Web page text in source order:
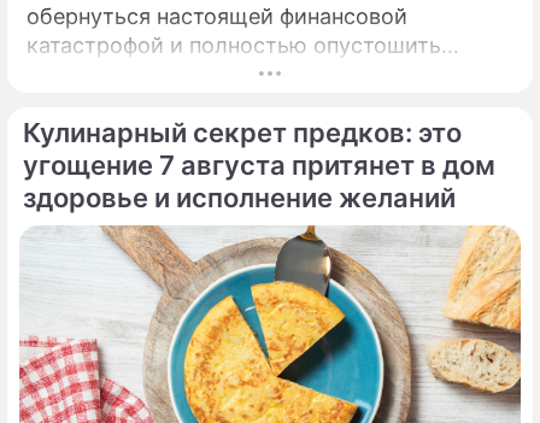
обернуться настоящей финансовой
катастрофой и полностью опустошить
кошелек. Известная шаманка и ясновидящая
экстренным предупреждением для всех, кто
привык легкомысленно относиться к своим
сбережениям.
Кулинарный секрет предков: это
угощение 7 августа притянет в дом
здоровье и исполнение желаний